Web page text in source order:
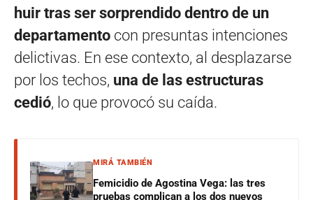
huir tras ser sorprendido dentro de un
departamento con presuntas intenciones
delictivas. En ese contexto, al desplazarse
por los techos, una de las estructuras
cedió, lo que provocó su caída.
MIRÁ TAMBIÉN
Femicidio de Agostina Vega: las tres
pruebas complican a los dos nuevos